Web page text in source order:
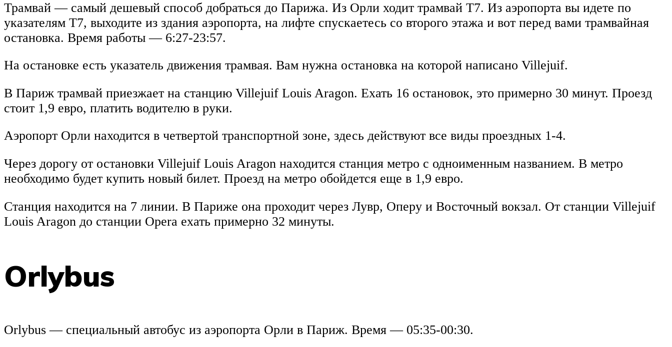
Трамвай — самый дешевый способ добраться до Парижа. Из Орли ходит трамвай Т7. Из аэропорта вы идете по
указателям Т7, выходите из здания аэропорта, на лифте спускаетесь со второго этажа и вот перед вами трамвайная
остановка. Время работы — 6:27-23:57.
На остановке есть указатель движения трамвая. Вам нужна остановка на которой написано Villejuif.
В Париж трамвай приезжает на станцию Villejuif Louis Aragon. Ехать 16 остановок, это примерно 30 минут. Проезд
стоит 1,9 евро, платить водителю в руки.
Аэропорт Орли находится в четвертой транспортной зоне, здесь действуют все виды проездных 1-4.
Через дорогу от остановки Villejuif Louis Aragon находится станция метро с одноименным названием. В метро
необходимо будет купить новый билет. Проезд на метро обойдется еще в 1,9 евро.
Станция находится на 7 линии. В Париже она проходит через Лувр, Оперу и Восточный вокзал. От станции Villejuif
Louis Aragon до станции Opera ехать примерно 32 минуты.
Orlybus
Orlybus — специальный автобус из аэропорта Орли в Париж. Время — 05:35-00:30.